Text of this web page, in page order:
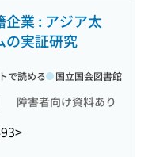
業 : アジア太
の実証研究
障害者向け資料あり
で読める 国立国会図書館